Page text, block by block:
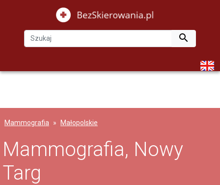

Mammografia Małopolskie
Mammografia, Nowy
Targ